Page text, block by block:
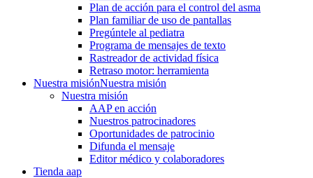
Plan de acción para el control del asma
Plan familiar de uso de pantallas
Pregúntele al pediatra
Programa de mensajes de texto
Rastre​​ador de activida​d física
Retraso motor: herramienta
Nuestra misiónNuestra misión
Nuestra misión
AAP en acción
Nuestros patrocinadores
Oportunidades de patrocinio
Difunda el mensaje
Editor médico y colaboradores
Tienda aap